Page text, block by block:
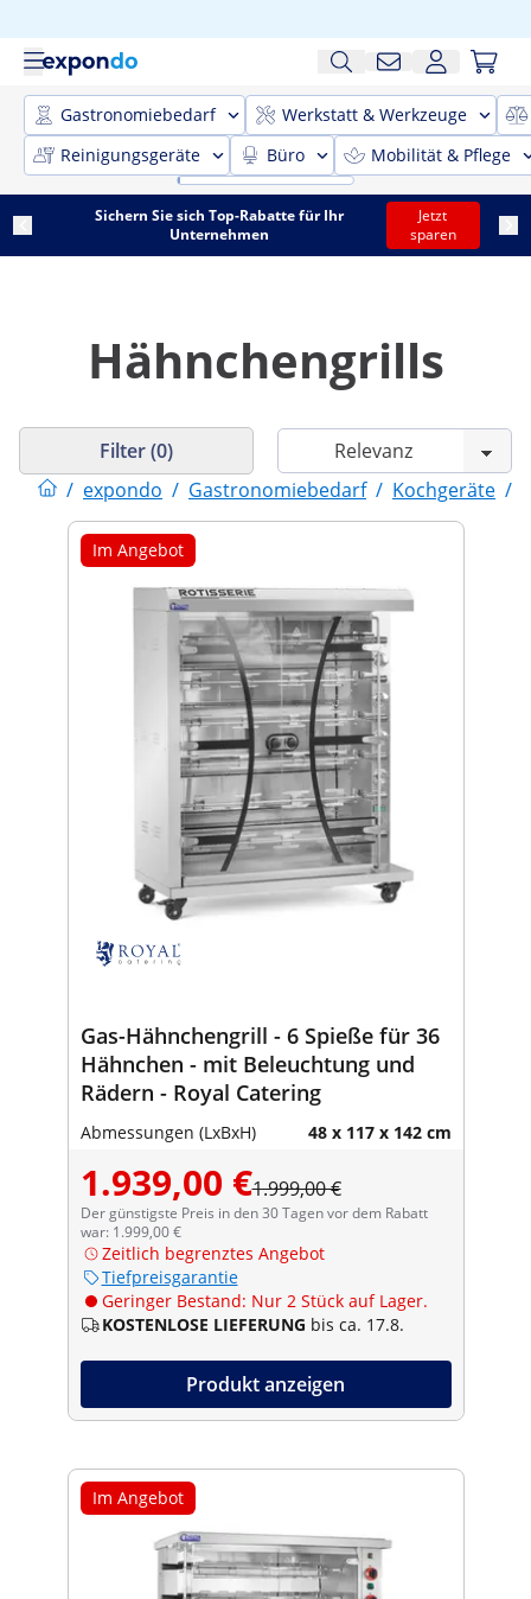
Gastronomiebedarf
Werkstatt & Werkzeuge
Reinigungsgeräte
Büro Mobilität & Pflege
Sichern Sie sich Top-Rabatte für Ihr
Unternehmen
Jetzt
sparen
Hähnchengrills
/ expondo / Gastronomiebedarf / Kochgeräte /
Filter (0)
Im Angebot
Gas-Hähnchengrill - 6 Spieße für 36
Hähnchen - mit Beleuchtung und
Rädern - Royal Catering
Abmessungen (LxBxH) 48 x 117 x 142 cm
1.939,00 €1.999,00 €
Der günstigste Preis in den 30 Tagen vor dem Rabatt
war: 1.999,00 €
Zeitlich begrenztes Angebot
Tiefpreisgarantie
Geringer Bestand: Nur 2 Stück auf Lager.
KOSTENLOSE LIEFERUNG bis ca. 17.8.
Produkt anzeigen
Im Angebot